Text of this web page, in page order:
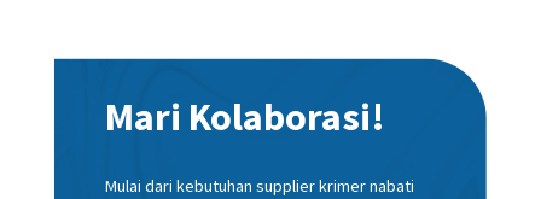
Mari Kolaborasi!
Mulai dari kebutuhan supplier krimer nabati